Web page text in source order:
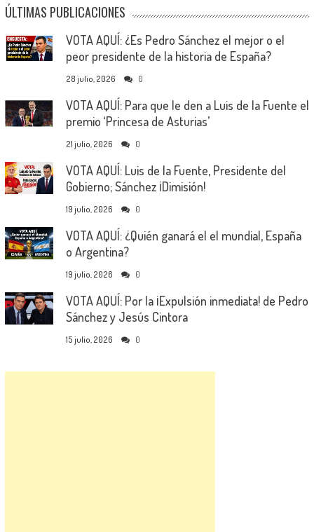
ÚLTIMAS PUBLICACIONES
VOTA AQUÍ: ¿Es Pedro Sánchez el mejor o el
peor presidente de la historia de España?
28 julio, 2026 0
VOTA AQUÍ: Para que le den a Luis de la Fuente el
premio ‘Princesa de Asturias’
21 julio, 2026 0
VOTA AQUÍ: Luis de la Fuente, Presidente del
Gobierno; Sánchez ¡Dimisión!
19 julio, 2026 0
VOTA AQUÍ: ¿Quién ganará el el mundial, España
o Argentina?
19 julio, 2026 0
VOTA AQUÍ: Por la ¡Expulsión inmediata! de Pedro
Sánchez y Jesús Cintora
15 julio, 2026 0